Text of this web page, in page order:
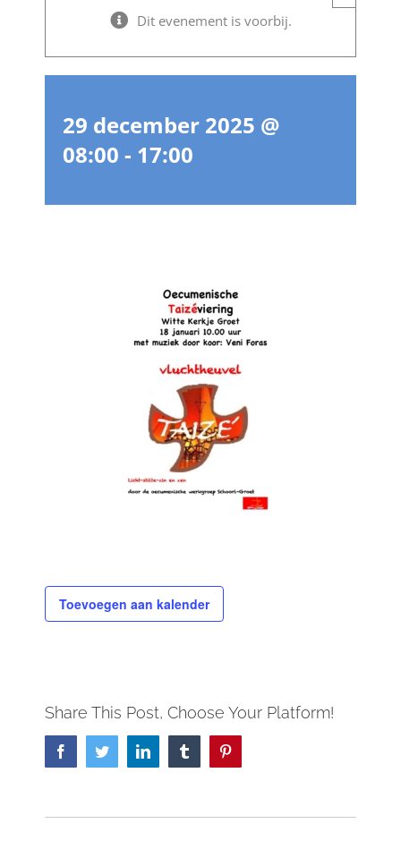
Dit evenement is voorbij.
29 december 2025 @
08:00 - 17:00
Toevoegen aan kalender
Share This Post, Choose Your Platform!
FacebookTwitterLinkedIn Tumblr